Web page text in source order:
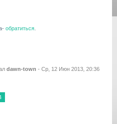
обратиться
dawn-town - Ср, 12 Июн 2013, 20:36